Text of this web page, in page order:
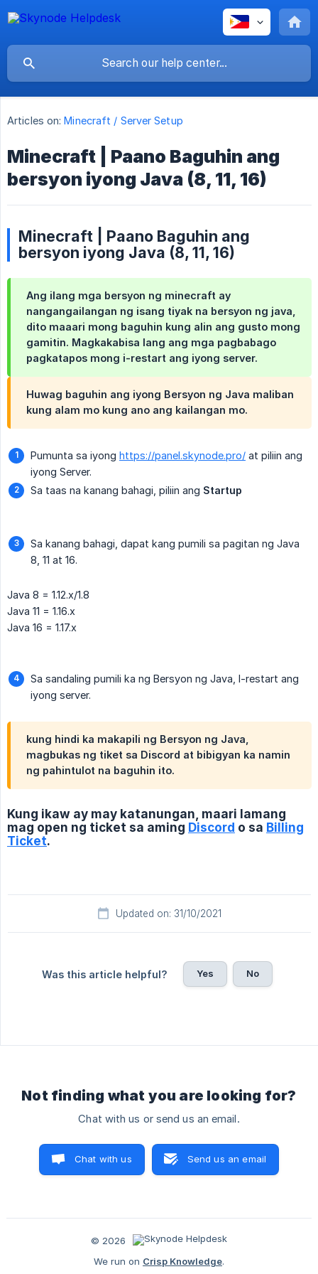
Articles on: Minecraft / Server Setup
Minecraft | Paano Baguhin ang
bersyon iyong Java (8, 11, 16)
Minecraft | Paano Baguhin ang
bersyon iyong Java (8, 11, 16)
Ang ilang mga bersyon ng minecraft ay
nangangailangan ng isang tiyak na bersyon ng java,
dito maaari mong baguhin kung alin ang gusto mong
gamitin. Magkakabisa lang ang mga pagbabago
pagkatapos mong i-restart ang iyong server.
Huwag baguhin ang iyong Bersyon ng Java maliban
kung alam mo kung ano ang kailangan mo.
Pumunta sa iyong https://panel.skynode.pro/ at piliin ang
iyong Server.
Sa taas na kanang bahagi, piliin ang Startup
Sa kanang bahagi, dapat kang pumili sa pagitan ng Java
8, 11 at 16.
Java 8 = 1.12.x/1.8
Java 11 = 1.16.x
Java 16 = 1.17.x
Sa sandaling pumili ka ng Bersyon ng Java, I-restart ang
iyong server.
kung hindi ka makapili ng Bersyon ng Java,
magbukas ng tiket sa Discord at bibigyan ka namin
ng pahintulot na baguhin ito.
Kung ikaw ay may katanungan, maari lamang
mag open ng ticket sa aming Discord o sa Billing
Ticket.
Updated on: 31/10/2021
Was this article helpful? Yes No
Not finding what you are looking for?
Chat with us or send us an email.
Chat with us Send us an email
© 2026
We run on Crisp Knowledge.